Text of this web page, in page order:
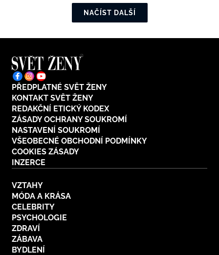
NAČÍST DALŠÍ
PŘEDPLATNÉ SVĚT ŽENY
KONTAKT SVĚT ŽENY
REDAKČNÍ ETICKÝ KODEX
ZÁSADY OCHRANY SOUKROMÍ
NASTAVENÍ SOUKROMÍ
VŠEOBECNÉ OBCHODNÍ PODMÍNKY
COOKIES ZÁSADY
INZERCE
VZTAHY
MÓDA A KRÁSA
CELEBRITY
PSYCHOLOGIE
ZDRAVÍ
ZÁBAVA
BYDLENÍ